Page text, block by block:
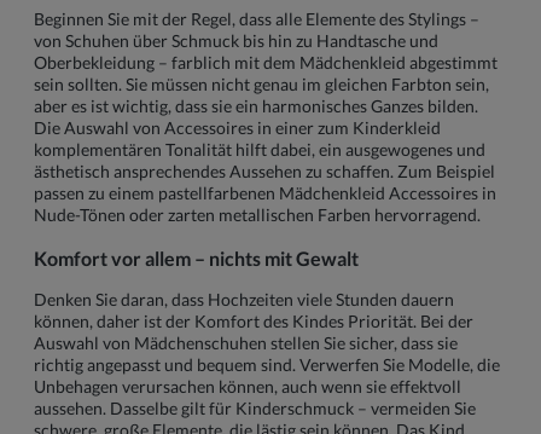
Beginnen Sie mit der Regel, dass alle Elemente des Stylings –
von Schuhen über Schmuck bis hin zu Handtasche und
Oberbekleidung – farblich mit dem Mädchenkleid abgestimmt
sein sollten. Sie müssen nicht genau im gleichen Farbton sein,
aber es ist wichtig, dass sie ein harmonisches Ganzes bilden.
Die Auswahl von Accessoires in einer zum Kinderkleid
komplementären Tonalität hilft dabei, ein ausgewogenes und
ästhetisch ansprechendes Aussehen zu schaffen. Zum Beispiel
passen zu einem pastellfarbenen Mädchenkleid Accessoires in
Nude-Tönen oder zarten metallischen Farben hervorragend.
Komfort vor allem – nichts mit Gewalt
Denken Sie daran, dass Hochzeiten viele Stunden dauern
können, daher ist der Komfort des Kindes Priorität. Bei der
Auswahl von Mädchenschuhen stellen Sie sicher, dass sie
richtig angepasst und bequem sind. Verwerfen Sie Modelle, die
Unbehagen verursachen können, auch wenn sie effektvoll
aussehen. Dasselbe gilt für Kinderschmuck – vermeiden Sie